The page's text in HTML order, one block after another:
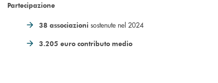
Partecipazione
38 associazioni sostenute nel 2024
3.205 euro contributo medio